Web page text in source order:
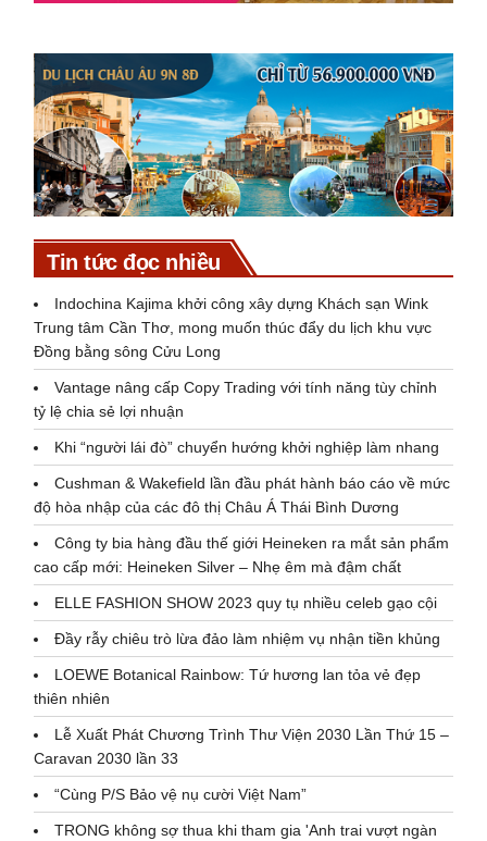
Tin tức đọc nhiều
Indochina Kajima khởi công xây dựng Khách sạn Wink
Trung tâm Cần Thơ, mong muốn thúc đẩy du lịch khu vực
Đồng bằng sông Cửu Long
Vantage nâng cấp Copy Trading với tính năng tùy chỉnh
tỷ lệ chia sẻ lợi nhuận
Khi “người lái đò” chuyển hướng khởi nghiệp làm nhang
Cushman & Wakefield lần đầu phát hành báo cáo về mức
độ hòa nhập của các đô thị Châu Á Thái Bình Dương
Công ty bia hàng đầu thế giới Heineken ra mắt sản phẩm
cao cấp mới: Heineken Silver – Nhẹ êm mà đậm chất
ELLE FASHION SHOW 2023 quy tụ nhiều celeb gạo cội
Đầy rẫy chiêu trò lừa đảo làm nhiệm vụ nhận tiền khủng
LOEWE Botanical Rainbow: Tứ hương lan tỏa vẻ đẹp
thiên nhiên
Lễ Xuất Phát Chương Trình Thư Viện 2030 Lần Thứ 15 –
Caravan 2030 lần 33
“Cùng P/S Bảo vệ nụ cười Việt Nam”
TRONG không sợ thua khi tham gia 'Anh trai vượt ngàn